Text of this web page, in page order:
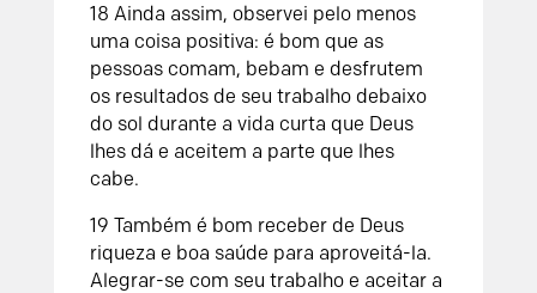
18 Ainda assim, observei pelo menos
uma coisa positiva: é bom que as
pessoas comam, bebam e desfrutem
os resultados de seu trabalho debaixo
do sol durante a vida curta que Deus
lhes dá e aceitem a parte que lhes
cabe.
19 Também é bom receber de Deus
riqueza e boa saúde para aproveitá-la.
Alegrar-se com seu trabalho e aceitar a